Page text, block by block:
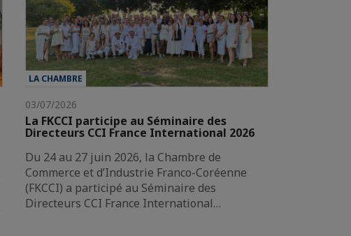
LA CHAMBRE
03/07/2026
La FKCCI participe au Séminaire des
Directeurs CCI France International 2026
Du 24 au 27 juin 2026, la Chambre de
Commerce et d’Industrie Franco-Coréenne
(FKCCI) a participé au Séminaire des
Directeurs CCI France International…